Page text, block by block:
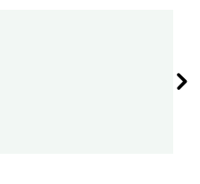
5 hviezdičiek.